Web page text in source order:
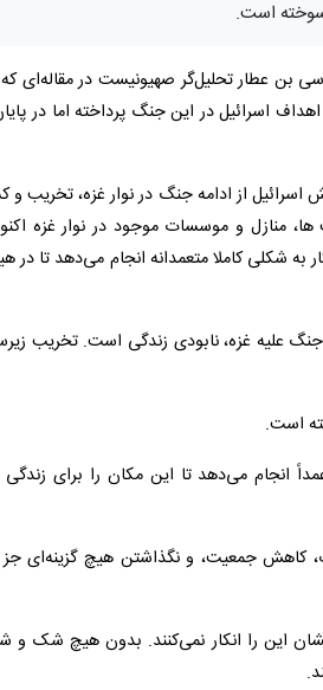
است.
بن عطار تحلیل‌گر صهیونیست در مقاله‌ای که
اسرائیل در این جنگ پرداخته اما در
اسرائیل از ادامه جنگ در نوار غزه، تخریب و
منازل و موسسات موجود در نوار غزه
شکلی کاملا متعمدانه انجام می‌دهد تا در
علیه غزه، نابودی زندگی است. تخریب
است.
انجام می‌دهد تا این مکان را برای زندگی
کاهش جمعیت، و نگذاشتن هیچ گزینه‌ای جز
این را انکار نمی‌کنند. بدون هیچ شک